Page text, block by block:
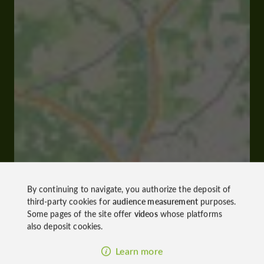
By continuing to navigate, you authorize the deposit of
third-party cookies foraudience measurementpurposes.
Some pages of the site offer videoswhose platforms
also deposit cookies.
Learn more